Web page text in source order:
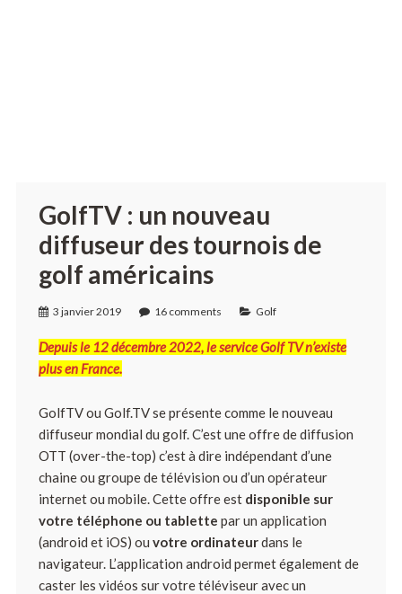
GolfTV : un nouveau
diffuseur des tournois de
golf américains
3 janvier 2019 16 comments Golf
Depuis le 12 décembre 2022, le service Golf TV n’existe
plus en France.
GolfTV ou Golf.TV se présente comme le nouveau
diffuseur mondial du golf. C’est une offre de diffusion
OTT (over-the-top) c’est à dire indépendant d’une
chaine ou groupe de télévision ou d’un opérateur
internet ou mobile. Cette offre est disponible sur
votre téléphone ou tablette par un application
(android et iOS) ou votre ordinateurdans le
navigateur. L’application android permet également de
caster les vidéos sur votre téléviseur avec un